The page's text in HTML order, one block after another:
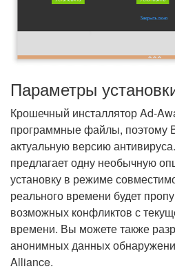
Параметры
Крошечный инсталлятор Ad-
программные файлы, поэтому
актуальную версию
предлагает одну необычную
установку в режиме
реального времени будет
возможных конфликтов с
времени. Вы можете также
анонимных данных
Alliance.